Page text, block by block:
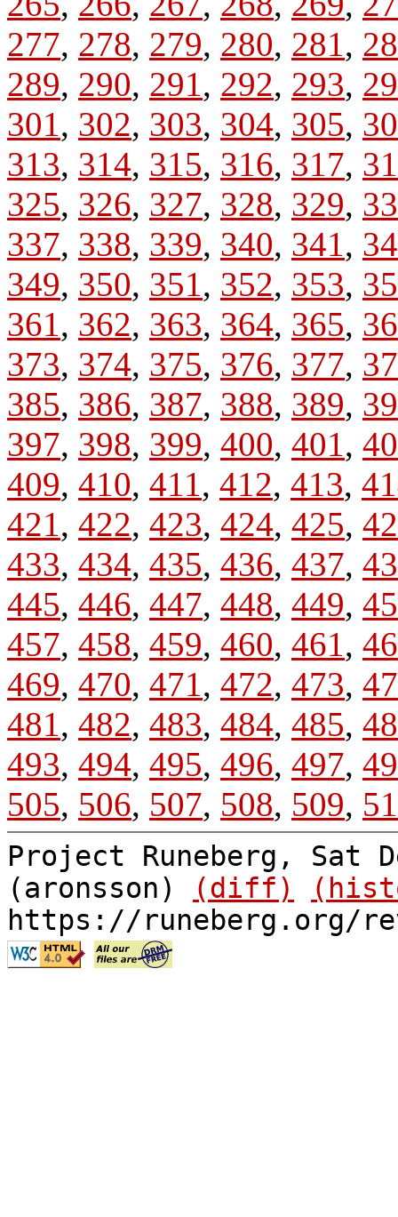
277, 278, 279, 280, 281,
289, 290, 291, 292, 293,
301, 302, 303, 304, 305,
313, 314, 315, 316, 317,
325, 326, 327, 328, 329,
337, 338, 339, 340, 341,
349, 350, 351, 352, 353,
361, 362, 363, 364, 365,
373, 374, 375, 376, 377,
385, 386, 387, 388, 389,
397, 398, 399, 400, 401,
409, 410, 411, 412, 413,
421, 422, 423, 424, 425,
433, 434, 435, 436, 437,
445, 446, 447, 448, 449,
457, 458, 459, 460, 461,
469, 470, 471, 472, 473,
481, 482, 483, 484, 485,
493, 494, 495, 496, 497,
505, 506, 507, 508, 509,
Project Runeberg, Sat
(aronsson)
(diff)
https://runeberg.org/